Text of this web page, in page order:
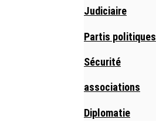
Judiciaire
Partis politiques
Sécurité
associations
Diplomatie